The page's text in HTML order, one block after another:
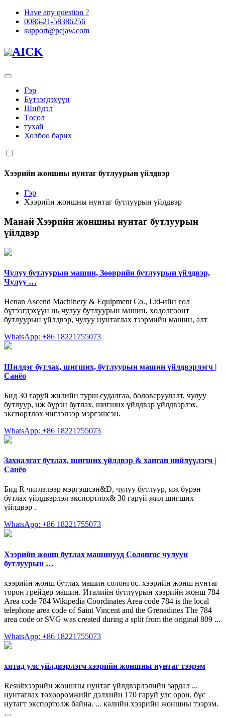
Have any question ?
0086-21-58386256
support@pejaw.com
AICK
Гэр
Бүтээгдэхүүн
Шийдэл
Төсөл
тухай
Холбоо барих
Хээрийн жоншны нунтаг бутлуурын үйлдвэр
Гэр
Хээрийн жоншны нунтаг бутлуурын үйлдвэр
Манай Хээрийн жоншны нунтаг бутлуурын
үйлдвэр
Чулуу бутлуурын машин, Зөөврийн бутлуурын үйлдвэр,
Чулуу …
Henan Ascend Machinery & Equipment Co., Ltd-ийн гол
бүтээгдэхүүн нь чулуу бутлуурын машин, хөдөлгөөнт
бутлуурын үйлдвэр, чулуу нунтаглах тээрмийн машин, алт
WhatsApp: +86 18221755073
Шилдэг бутлах, шигших, бутлуурын машин үйлдвэрлэгч |
Санёо
Бид 30 гаруй жилийн турш судалгаа, боловсруулалт, чулуу
бутлуур, иж бүрэн бутлах, шигших үйлдвэр үйлдвэрлэх,
экспортлох чиглэлээр мэргэшсэн.
WhatsApp: +86 18221755073
Захиалгат бутлах, шигших үйлдвэр & ханган нийлүүлэгч |
Санёо
Бид R чиглэлээр мэргэшсэн&D, чулуу бутлуур, иж бүрэн
бутлах үйлдвэрлэл экспортлох& 30 гаруй жил шигших
үйлдвэр .
WhatsApp: +86 18221755073
Хээрийн жонш бутлах машинууд Солонгос чулуун
бутлуурын …
хээрийн жонш бутлах машин солонгос. хээрийн жонш нунтаг
торон грейдер машин. Италийн бутлуурын хээрийн жонш 784
Area code 784 Wikipedia Coordinates Area code 784 is the local
telephone area code of Saint Vincent and the Grenadines The 784
area code or SVG was created during a split from the original 809 ...
WhatsApp: +86 18221755073
хятад улс үйлдвэрлэгч хээрийн жоншны нунтаг тээрэм
Resultхээрийн жоншны нунтаг үйлдвэрлэлийн зардал ...
нунтаглах төхөөрөмжийг дэлхийн 170 гаруй улс орон, бүс
нутагт экспортолж байна. ... калийн хээрийн жоншны тээрэм.
…